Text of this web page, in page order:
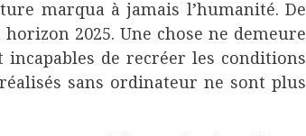
marqua à jamais l’humanité. De
2025. Une chose ne demeure
de recréer les conditions
sans ordinateur ne sont plus